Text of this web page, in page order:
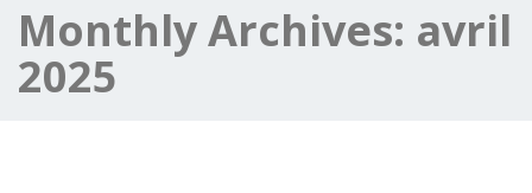
Monthly Archives: avril
2025